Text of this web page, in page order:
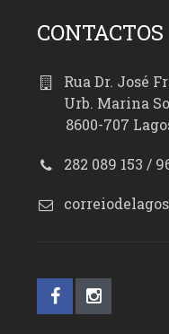
CONTACTOS
Rua Dr. José
Urb. Marina
8600-707
282 089 153 /